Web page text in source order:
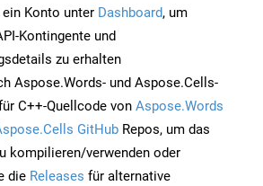
Konto unter Dashboard, um
Kontingente und
zu erhalten
Aspose.Words- und Aspose.Cells-
C++-Quellcode von Aspose.Words
GitHub Repos, um das
kompilieren/verwenden oder
die Releases für alternative